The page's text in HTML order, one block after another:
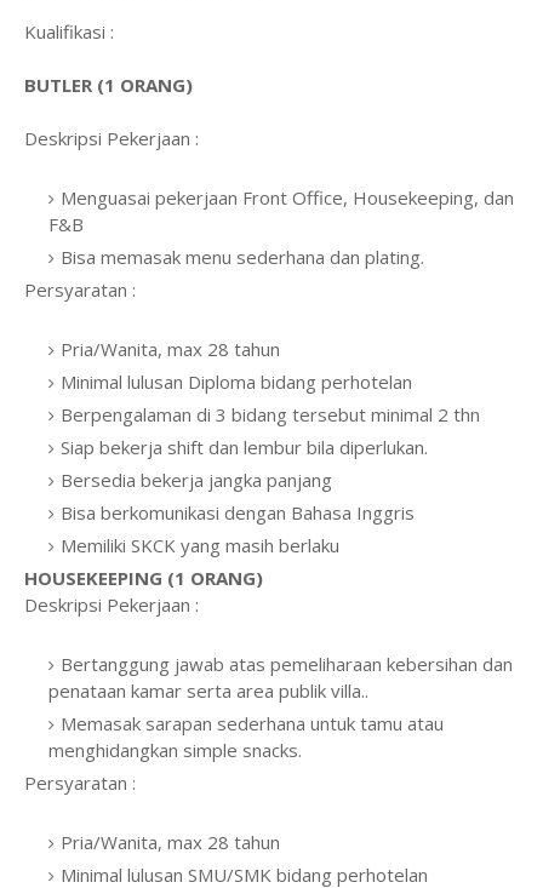
Kualifikasi :
BUTLER (1 ORANG)
Deskripsi Pekerjaan :
Menguasai pekerjaan Front Office, Housekeeping, dan
F&B
Bisa memasak menu sederhana dan plating.
Persyaratan :
Pria/Wanita, max 28 tahun
Minimal lulusan Diploma bidang perhotelan
Berpengalaman di 3 bidang tersebut minimal 2 thn
Siap bekerja shift dan lembur bila diperlukan.
Bersedia bekerja jangka panjang
Bisa berkomunikasi dengan Bahasa Inggris
Memiliki SKCK yang masih berlaku
HOUSEKEEPING (1 ORANG)
Deskripsi Pekerjaan :
Bertanggung jawab atas pemeliharaan kebersihan dan
penataan kamar serta area publik villa..
Memasak sarapan sederhana untuk tamu atau
menghidangkan simple snacks.
Persyaratan :
Pria/Wanita, max 28 tahun
Minimal lulusan SMU/SMK bidang perhotelan